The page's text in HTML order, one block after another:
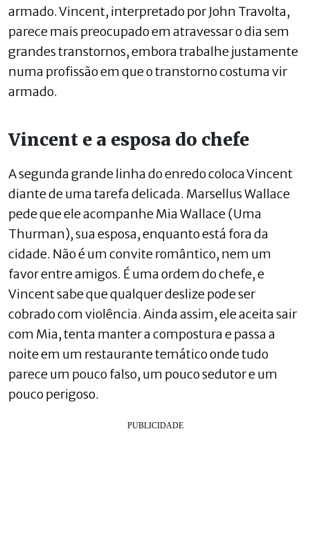
armado. Vincent, interpretado por John Travolta,
parece mais preocupado em atravessar o dia sem
grandes transtornos, embora trabalhe justamente
numa profissão em que o transtorno costuma vir
armado.
Vincent e a esposa do chefe
A segunda grande linha do enredo coloca Vincent
diante de uma tarefa delicada. Marsellus Wallace
pede que ele acompanhe Mia Wallace (Uma
Thurman), sua esposa, enquanto está fora da
cidade. Não é um convite romântico, nem um
favor entre amigos. É uma ordem do chefe, e
Vincent sabe que qualquer deslize pode ser
cobrado com violência. Ainda assim, ele aceita sair
com Mia, tenta manter a compostura e passa a
noite em um restaurante temático onde tudo
parece um pouco falso, um pouco sedutor e um
pouco perigoso.